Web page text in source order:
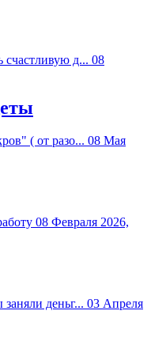
счастливую д... 08
( от разо... 08 Мая
08 Февраля 2026,
деньг... 03 Апреля